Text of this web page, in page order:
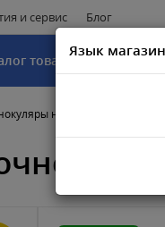
и сервис Блог
товаров
ночного видения AGM
Язык